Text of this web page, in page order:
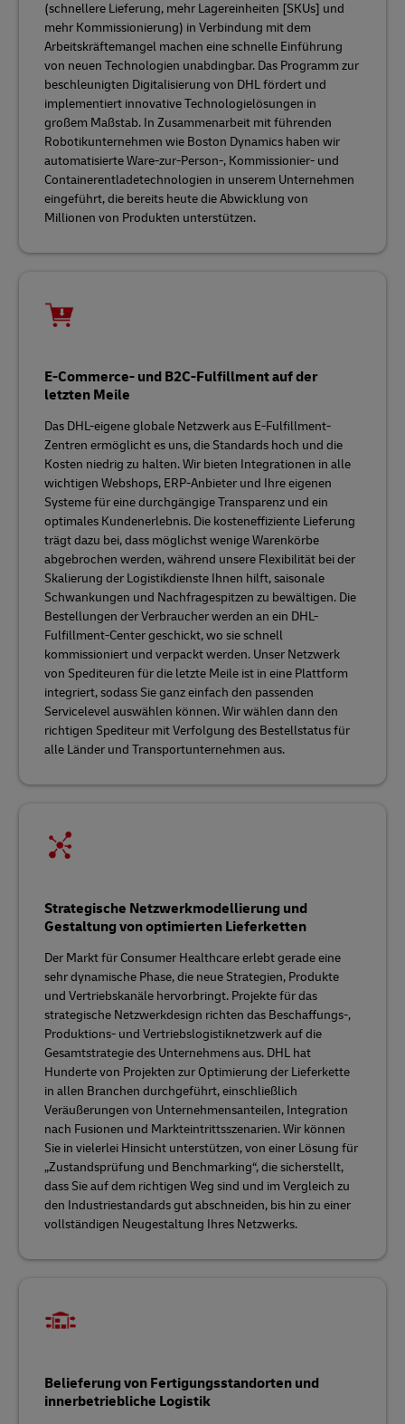
(schnellere Lieferung, mehr Lagereinheiten [SKUs] und
mehr Kommissionierung) in Verbindung mit dem
Arbeitskräftemangel machen eine schnelle Einführung
von neuen Technologien unabdingbar. Das Programm zur
beschleunigten Digitalisierung von DHL fördert und
implementiert innovative Technologielösungen in
großem Maßstab. In Zusammenarbeit mit führenden
Robotikunternehmen wie Boston Dynamics haben wir
automatisierte Ware-zur-Person-, Kommissionier- und
Containerentladetechnologien in unserem Unternehmen
eingeführt, die bereits heute die Abwicklung von
Millionen von Produkten unterstützen.
E-Commerce- und B2C-Fulfillment auf der
letzten Meile
Das DHL-eigene globale Netzwerk aus E-Fulfillment-
Zentren ermöglicht es uns, die Standards hoch und die
Kosten niedrig zu halten. Wir bieten Integrationen in alle
wichtigen Webshops, ERP-Anbieter und Ihre eigenen
Systeme für eine durchgängige Transparenz und ein
optimales Kundenerlebnis. Die kosteneffiziente Lieferung
trägt dazu bei, dass möglichst wenige Warenkörbe
abgebrochen werden, während unsere Flexibilität bei der
Skalierung der Logistikdienste Ihnen hilft, saisonale
Schwankungen und Nachfragespitzen zu bewältigen. Die
Bestellungen der Verbraucher werden an ein DHL-
Fulfillment-Center geschickt, wo sie schnell
kommissioniert und verpackt werden. Unser Netzwerk
von Spediteuren für die letzte Meile ist in eine Plattform
integriert, sodass Sie ganz einfach den passenden
Servicelevel auswählen können. Wir wählen dann den
richtigen Spediteur mit Verfolgung des Bestellstatus für
alle Länder und Transportunternehmen aus.
Strategische Netzwerkmodellierung und
Gestaltung von optimierten Lieferketten
Der Markt für Consumer Healthcare erlebt gerade eine
sehr dynamische Phase, die neue Strategien, Produkte
und Vertriebskanäle hervorbringt. Projekte für das
strategische Netzwerkdesign richten das Beschaffungs-,
Produktions- und Vertriebslogistiknetzwerk auf die
Gesamtstrategie des Unternehmens aus. DHL hat
Hunderte von Projekten zur Optimierung der Lieferkette
in allen Branchen durchgeführt, einschließlich
Veräußerungen von Unternehmensanteilen, Integration
nach Fusionen und Markteintrittsszenarien. Wir können
Sie in vielerlei Hinsicht unterstützen, von einer Lösung für
„Zustandsprüfung und Benchmarking“, die sicherstellt,
dass Sie auf dem richtigen Weg sind und im Vergleich zu
den Industriestandards gut abschneiden, bis hin zu einer
vollständigen Neugestaltung Ihres Netzwerks.
Belieferung von Fertigungsstandorten und
innerbetriebliche Logistik